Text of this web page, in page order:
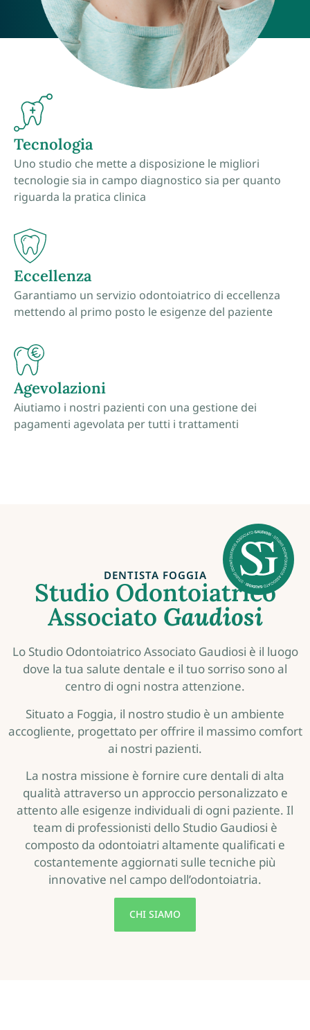
Tecnologia
Uno studio che mette a disposizione le migliori
tecnologie sia in campo diagnostico sia per quanto
riguarda la pratica clinica
Eccellenza
Garantiamo un servizio odontoiatrico di eccellenza
mettendo al primo posto le esigenze del paziente
Agevolazioni
Aiutiamo i nostri pazienti con una gestione dei
pagamenti agevolata per tutti i trattamenti
DENTISTA FOGGIA
Studio Odontoiatrico
Associato Gaudiosi
Lo Studio Odontoiatrico Associato Gaudiosi è il luogo
dove la tua salute dentale e il tuo sorriso sono al
centro di ogni nostra attenzione.
Situato a Foggia, il nostro studio è un ambiente
accogliente, progettato per offrire il massimo comfort
ai nostri pazienti.
La nostra missione è fornire cure dentali di alta
qualità attraverso un approccio personalizzato e
attento alle esigenze individuali di ogni paziente. Il
team di professionisti dello Studio Gaudiosi è
composto da odontoiatri altamente qualificati e
costantemente aggiornati sulle tecniche più
innovative nel campo dell’odontoiatria.
CHI SIAMO